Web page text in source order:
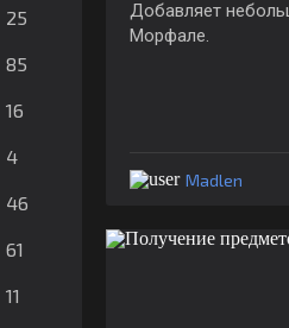
25
85
16
4
46
61
11
Добавляет
Морфале.
Madlen